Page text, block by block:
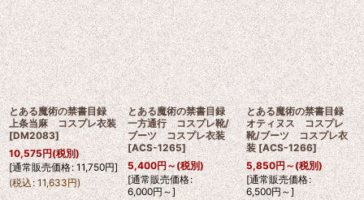
とある魔術の禁書目録
上条当麻 コスプレ衣装
[DM2083]
10,575円(税別)
[通常販売価格: 11,750円]
(税込: 11,633円)
とある魔術の禁書目録
一方通行 コスプレ靴/
ブーツ コスプレ衣装
[ACS-1265]
5,400円 ～(税別)
[通常販売価格:
6,000円～]
とある魔術の禁書目録
オティヌス コスプレ
靴/ブーツ コスプレ衣
装 [ACS-1266]
5,850円～(税別)
[通常販売価格:
6,500円～]